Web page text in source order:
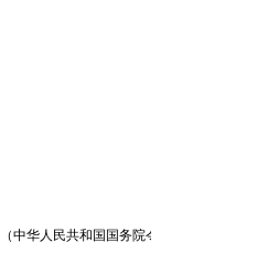
中华人民共和国国务院令第485号） 第二